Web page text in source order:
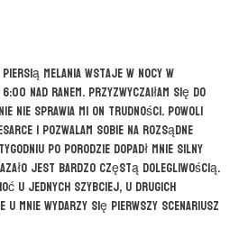
Melania wstaje w nocy w
nad ranem. Przyzwyczaiłam się do
nie sprawia mi on trudności. Powoli
i pozwalam sobie na rozsądne
po porodzie dopadł mnie silny
jest bardzo częstą dolegliwością.
u jednych szybciej, u drugich
u mnie wydarzy się pierwszy scenariusz